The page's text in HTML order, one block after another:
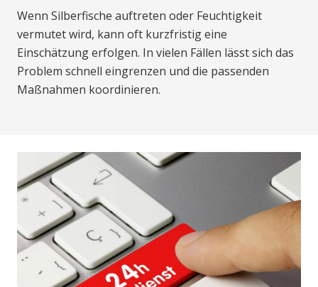
Wenn Silberfische auftreten oder Feuchtigkeit
vermutet wird, kann oft kurzfristig eine
Einschätzung erfolgen. In vielen Fällen lässt sich das
Problem schnell eingrenzen und die passenden
Maßnahmen koordinieren.